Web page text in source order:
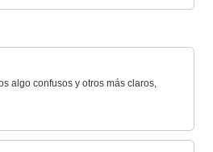
algo confusos y otros más claros,